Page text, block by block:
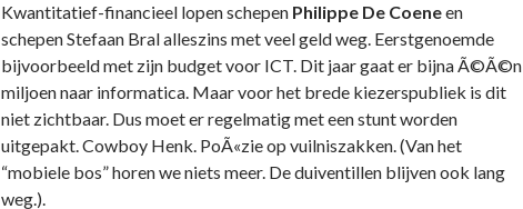
Kwantitatief-financieel lopen schepen Philippe De Coeneen
schepen Stefaan Bral alleszins met veel geld weg. Eerstgenoemde
bijvoorbeeld met zijn budget voor ICT. Dit jaar gaat er bijna Ã©Ã©n
miljoen naar informatica. Maar voor het brede kiezerspubliek is dit
niet zichtbaar. Dus moet er regelmatig met een stunt worden
uitgepakt. Cowboy Henk. PoÃ«zie op vuilniszakken. (Van het
“mobiele bos” horen we niets meer. De duiventillen blijven ook lang
weg.).